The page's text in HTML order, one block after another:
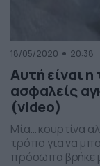
18/05/2020 20:38
Αυτή είναι
ασφαλείς
(video)
Μία… κουρτίνα
τρόπο για να
πρόσωπα βρήκε